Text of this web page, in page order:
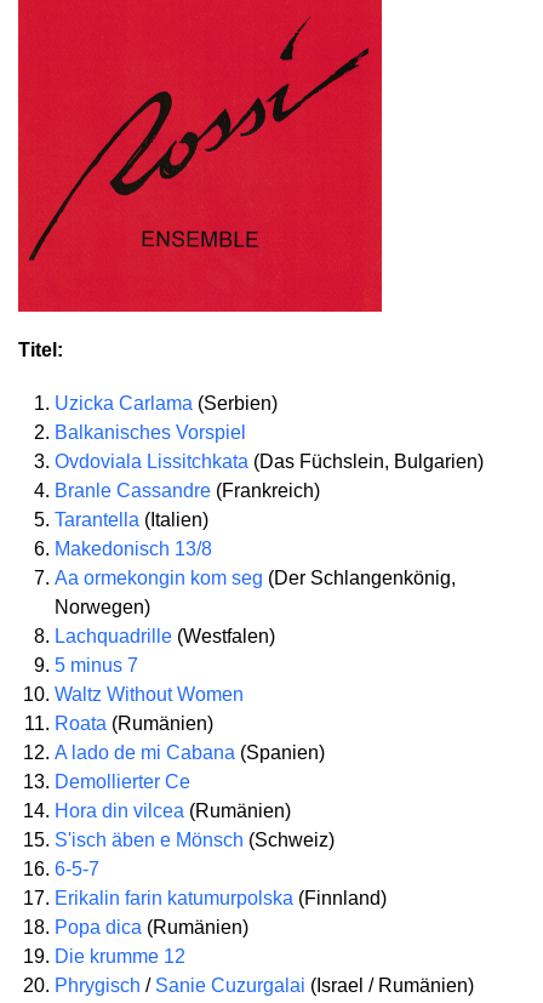
Titel:
Uzicka Carlama (Serbien)
Balkanisches Vorspiel
Ovdoviala Lissitchkata (Das Füchslein, Bulgarien)
Branle Cassandre (Frankreich)
Tarantella (Italien)
Makedonisch 13/8
Aa ormekongin kom seg (Der Schlangenkönig,
Norwegen)
Lachquadrille (Westfalen)
5 minus 7
Waltz Without Women
Roata (Rumänien)
A lado de mi Cabana (Spanien)
Demollierter Ce
Hora din vilcea (Rumänien)
S'isch äben e Mönsch (Schweiz)
6-5-7
Erikalin farin katumurpolska (Finnland)
Popa dica (Rumänien)
Die krumme 12
Phrygisch / Sanie Cuzurgalai (Israel / Rumänien)